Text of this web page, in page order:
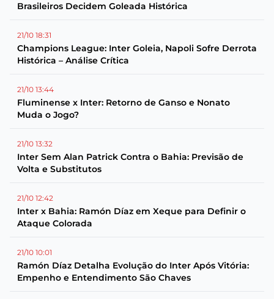
Brasileiros Decidem Goleada Histórica
21/10 18:31
Champions League: Inter Goleia, Napoli Sofre Derrota
Histórica – Análise Crítica
21/10 13:44
Fluminense x Inter: Retorno de Ganso e Nonato
Muda o Jogo?
21/10 13:32
Inter Sem Alan Patrick Contra o Bahia: Previsão de
Volta e Substitutos
21/10 12:42
Inter x Bahia: Ramón Díaz em Xeque para Definir o
Ataque Colorada
21/10 10:01
Ramón Díaz Detalha Evolução do Inter Após Vitória:
Empenho e Entendimento São Chaves